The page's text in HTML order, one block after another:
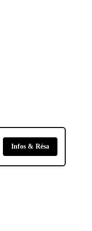
Infos & Résa